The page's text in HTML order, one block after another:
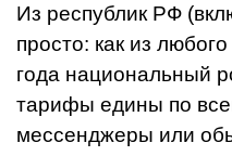
Из республик РФ
просто: как из
года национальный
тарифы едины по
мессенджеры или